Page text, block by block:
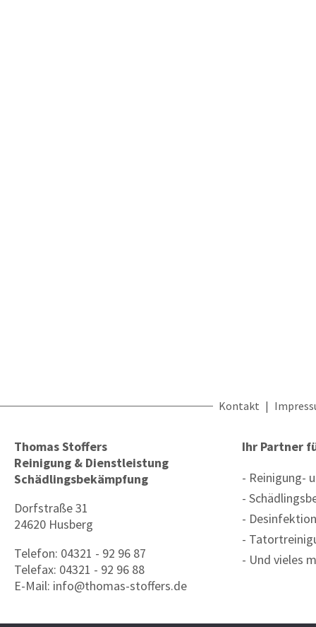
Kontakt
Thomas Stoffers
Reinigung & Dienstleistung
Schädlingsbekämpfung
Dorfstraße 31
24620 Husberg
Telefon: 04321 - 92 96 87
Telefax: 04321 - 92 96 88
E-Mail: info@thomas-stoffers.de
Ihr Partner
Reinigung-
Und vieles